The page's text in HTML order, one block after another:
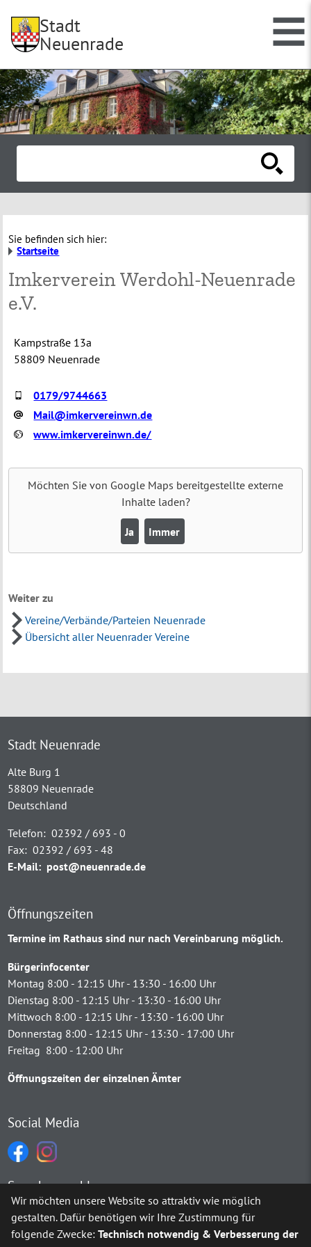
Stadt
Neuenrade
Sie befinden sich hier:
Startseite
Imkerverein Werdohl-Neuenrade
e.V.
Kampstraße 13a
58809 Neuenrade
0179/9744663
Mail@imkervereinwn.de
www.imkervereinwn.de/
Möchten Sie von Google Maps bereitgestellte externe
Inhalte laden?
Ja Immer
Weiter zu
Vereine/Verbände/Parteien Neuenrade
Übersicht aller Neuenrader Vereine
Stadt Neuenrade
Alte Burg 1
58809 Neuenrade
Deutschland
Telefon: 02392 / 693 - 0
Fax: 02392 / 693 - 48
E-Mail: post@neuenrade.de
Öffnungszeiten
Termine im Rathaus sind nur nach Vereinbarung möglich.
Bürgerinfocenter
Montag 8:00 - 12:15 Uhr - 13:30 - 16:00 Uhr
Dienstag 8:00 - 12:15 Uhr - 13:30 - 16:00 Uhr
Mittwoch 8:00 - 12:15 Uhr - 13:30 - 16:00 Uhr
Donnerstag 8:00 - 12:15 Uhr - 13:30 - 17:00 Uhr
Freitag 8:00 - 12:00 Uhr
Öffnungszeiten der einzelnen Ämter
Social Media
Sprachauswahl
Möchten Sie vonGoogle Translate bereitgestellte externe
Wir möchten unsere Website so attraktiv wie möglich
gestalten. Dafür benötigen wir Ihre Zustimmung für
folgende Zwecke:Technisch notwendig & Verbesserung der